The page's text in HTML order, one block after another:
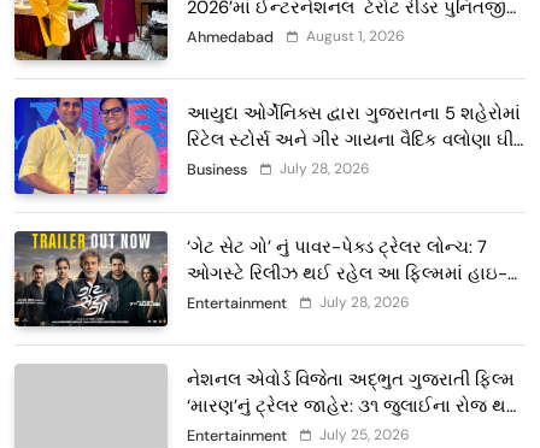
2026’માં ઈન્ટરનેશનલ ટેરોટ રીડર પુનિતજી
લુલ્લા એ ટેરોટ કાર્ડ રીડિંગ અંગે માહિતી આપી
Ahmedabad August 1, 2026
આયુદા ઓર્ગેનિક્સ દ્વારા ગુજરાતના 5 શહેરોમાં
રિટેલ સ્ટોર્સ અને ગીર ગાયના વૈદિક વલોણા ઘી-
દૂધની શુદ્ધ સેવાઓ સાથે વ્યાપક વિસ્તરણ
Business July 28, 2026
‘ગેટ સેટ ગો’ નું પાવર-પેક્ડ ટ્રેલર લોન્ચ: 7
ઓગસ્ટે રિલીઝ થઈ રહેલ આ ફિલ્મમાં હાઇ-
ટેક VFX જોવા મળશે
Entertainment July 28, 2026
નેશનલ એવોર્ડ વિજેતા અદ્ભુત ગુજરાતી ફિલ્મ
‘મારણ’નું ટ્રેલર જાહેર: ૩૧ જુલાઈના રોજ થશે
થિયેટરોમાં રિલીઝ
Entertainment July 25, 2026